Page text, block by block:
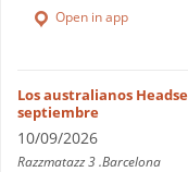
Open in app
Los australianos
septiembre
10/09/2026
Razzmatazz 3 .Barcelona